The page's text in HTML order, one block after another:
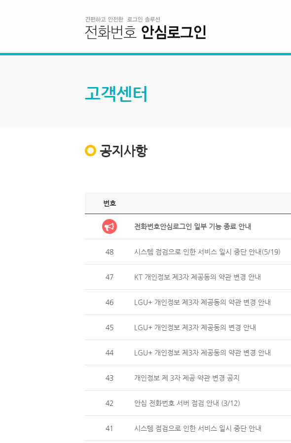
고객센터
공지사항
번호
전화번호안심로그인 일부 기능 종료 안내
48 시스템 점검으로 인한 서비스 일시 중단 안내(5/19)
47 KT 개인정보 제3자 제공동의 약관 변경 안내
46 LGU+ 개인정보 제3자 제공동의 약관 변경 안내
45 LGU+ 개인정보 제3자 제공동의 변경 안내
44 LGU+ 개인정보 제3자 제공동의 약관 변경 안내
43 개인정보 제 3자 제공 약관 변경 공지
42 안심 전화번호 서버 점검 안내 (3/12)
41 시스템 점검으로 인한 서비스 일시 중단 안내